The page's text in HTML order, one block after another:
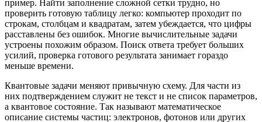
пример. Найти заполнение сложной сетки трудно, но
проверить готовую таблицу легко: компьютер проходит по
строкам, столбцам и квадратам, затем убеждается, что цифры
расставлены без ошибок. Многие вычислительные задачи
устроены похожим образом. Поиск ответа требует больших
усилий, проверка готового результата занимает гораздо
меньше времени.
Квантовые задачи меняют привычную схему. Для части из
них подтверждением служит не текст и не список параметров,
а квантовое состояние. Так называют математическое
описание системы частиц: электронов, фотонов или других